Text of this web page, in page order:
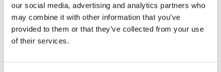
our social media, advertising and analytics partners who
may combine it with other information that you’ve
provided to them or that they’ve collected from your use
of their services.
Vacanze? Sì, ma per
famiglie!